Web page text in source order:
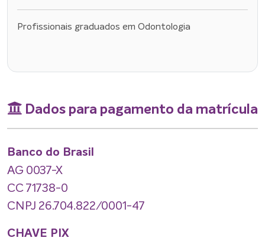
Profissionais graduados em Odontologia
Dados para pagamento da matrícula
Banco do Brasil
AG 0037-X
CC 71738-0
CNPJ 26.704.822/0001-47
CHAVE PIX